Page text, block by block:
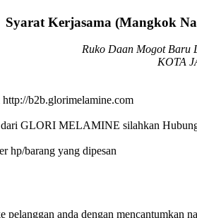
Syarat Kerjasama (Mangkok
Ruko Daan Mogot Baru
KOTA
b2b.glorimelamine.com
GLORI MELAMINE silahkan
hp/barang yang dipesan
anda dengan mencantumkan